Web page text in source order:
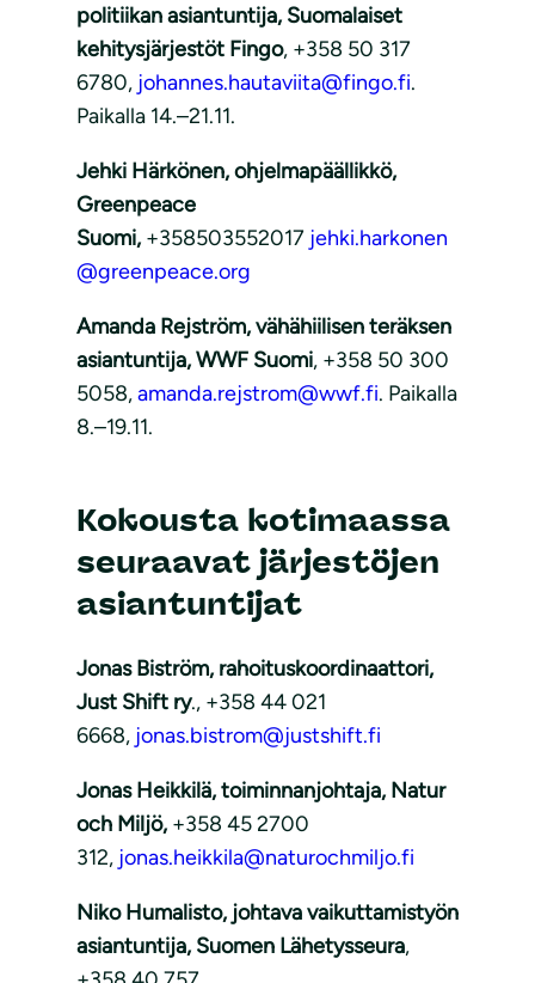
politiikan asiantuntija, Suomalaiset
kehitysjärjestöt Fingo, +358 50 317
6780, johannes.hautaviita@fingo.fi.
Paikalla 14.–21.11.
Jehki Härkönen, ohjelmapäällikkö,
Greenpeace
Suomi, +358503552017 jehki.harkonen
@greenpeace.org
Amanda Rejström, vähähiilisen teräksen
asiantuntija, WWF Suomi, +358 50 300
5058,amanda.rejstrom@wwf.fi. Paikalla
8.–19.11.
Kokousta kotimaassa
seuraavat järjestöjen
asiantuntijat
Jonas Biström, rahoituskoordinaattori,
Just Shift ry., +358 44 021
6668, jonas.bistrom@justshift.fi
Jonas Heikkilä, toiminnanjohtaja, Natur
och Miljö, +358 45 2700
312, jonas.heikkila@naturochmiljo.fi
Niko Humalisto, johtava vaikuttamistyön
asiantuntija, Suomen Lähetysseura,